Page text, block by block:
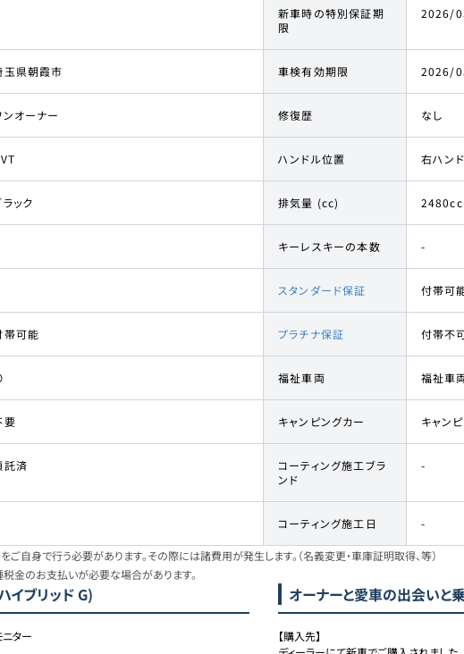
新車時の特別保証期
限
2026/
玉県朝霞市 車検有効期限 2026/
ンオーナー 修復歴 なし
ハンドル位置 右ハン
ック 排気量 (cc) 2480cc
キーレスキーの本数 -
スタンダード保証 付帯可
帯可能 プラチナ保証 付帯不
福祉車両 福祉車
要 キャンピングカー キャン
託済
コーティング施工ブラ
ンド
-
コーティング施工日 -
自身で行う必要があります。その際には諸費用が発生します。（名義変更・車庫証明取得、等）
金のお支払いが必要な場合があります。
イブリッド G)
ター
オーナーと愛車の出会いと
【購入先】